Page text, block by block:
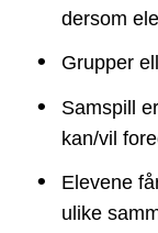
dersom
Grupper
Samspill
kan/vil
Elevene
ulike